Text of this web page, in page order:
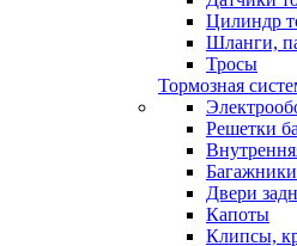
Цилиндр
Шланги,
Тросы
Тормозная
Решетки
Багажники
Двери
Капоты
Клипсы,